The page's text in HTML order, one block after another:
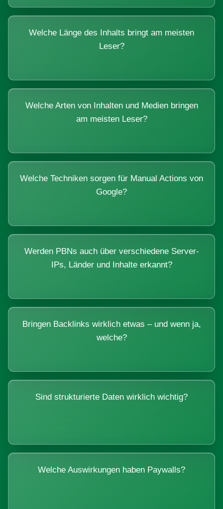
Welche Länge des Inhalts bringt am meisten
Leser?
Welche Arten von Inhalten und Medien bringen
am meisten Leser?
Welche Techniken sorgen für Manual Actions von
Google?
Werden PBNs auch über verschiedene Server-
IPs, Länder und Inhalte erkannt?
Bringen Backlinks wirklich etwas – und wenn ja,
welche?
Sind strukturierte Daten wirklich wichtig?
Welche Auswirkungen haben Paywalls?